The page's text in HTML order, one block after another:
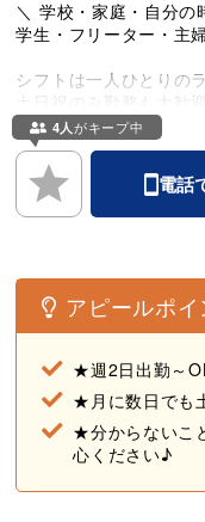
＼ 学校・家庭・自分
学生・フリーター・主
シフトは一人ひとりの
土日祝のみ勤務も大歓
極採用中です♪
お仕事は室内や屋根の
適度に体を動かしなが
まずは働く環境につい
一度退職して「やっぱ
数◎
チームワークが良く、
4人がキープ中
電話
アピールポイ
★週2日出勤～
★月に数日でも
★分からないこ
心ください♪